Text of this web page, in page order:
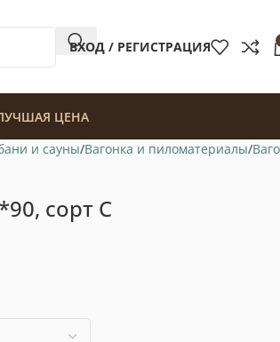
ВХОД / РЕГИСТРАЦИЯ
ЦЕНА
и сауны Вагонка и пиломатериалы
сорт С